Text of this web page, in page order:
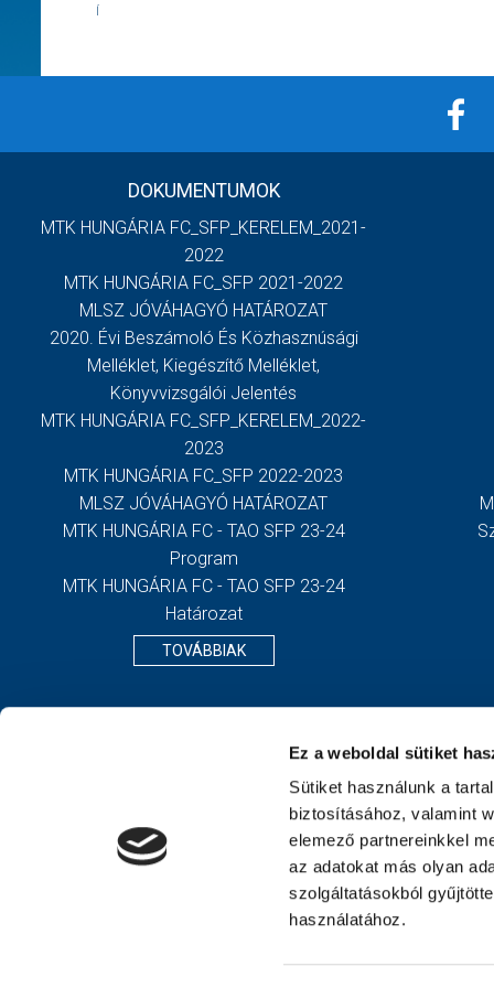
Ez a weboldal sütiket
Sütiket használunk a
biztosításához, valamint
elemező partnereinkkel
az adatokat más olyan
szolgáltatásokból
használatához.
DOKUMENTUMOK
MTK HUNGÁRIA FC_SFP_KERELEM_2021-
2022
MTK HUNGÁRIA FC_SFP 2021-2022
MLSZ JÓVÁHAGYÓ HATÁROZAT
2020. Évi Beszámoló És Közhasznúsági
Melléklet, Kiegészítő Melléklet,
Könyvvizsgálói Jelentés
MTK HUNGÁRIA FC_SFP_KERELEM_2022-
2023
MTK HUNGÁRIA FC_SFP 2022-2023
MLSZ JÓVÁHAGYÓ HATÁROZAT
MTK HUNGÁRIA FC - TAO SFP 23-24
Program
MTK HUNGÁRIA FC - TAO SFP 23-24
Határozat
TOVÁBBIAK